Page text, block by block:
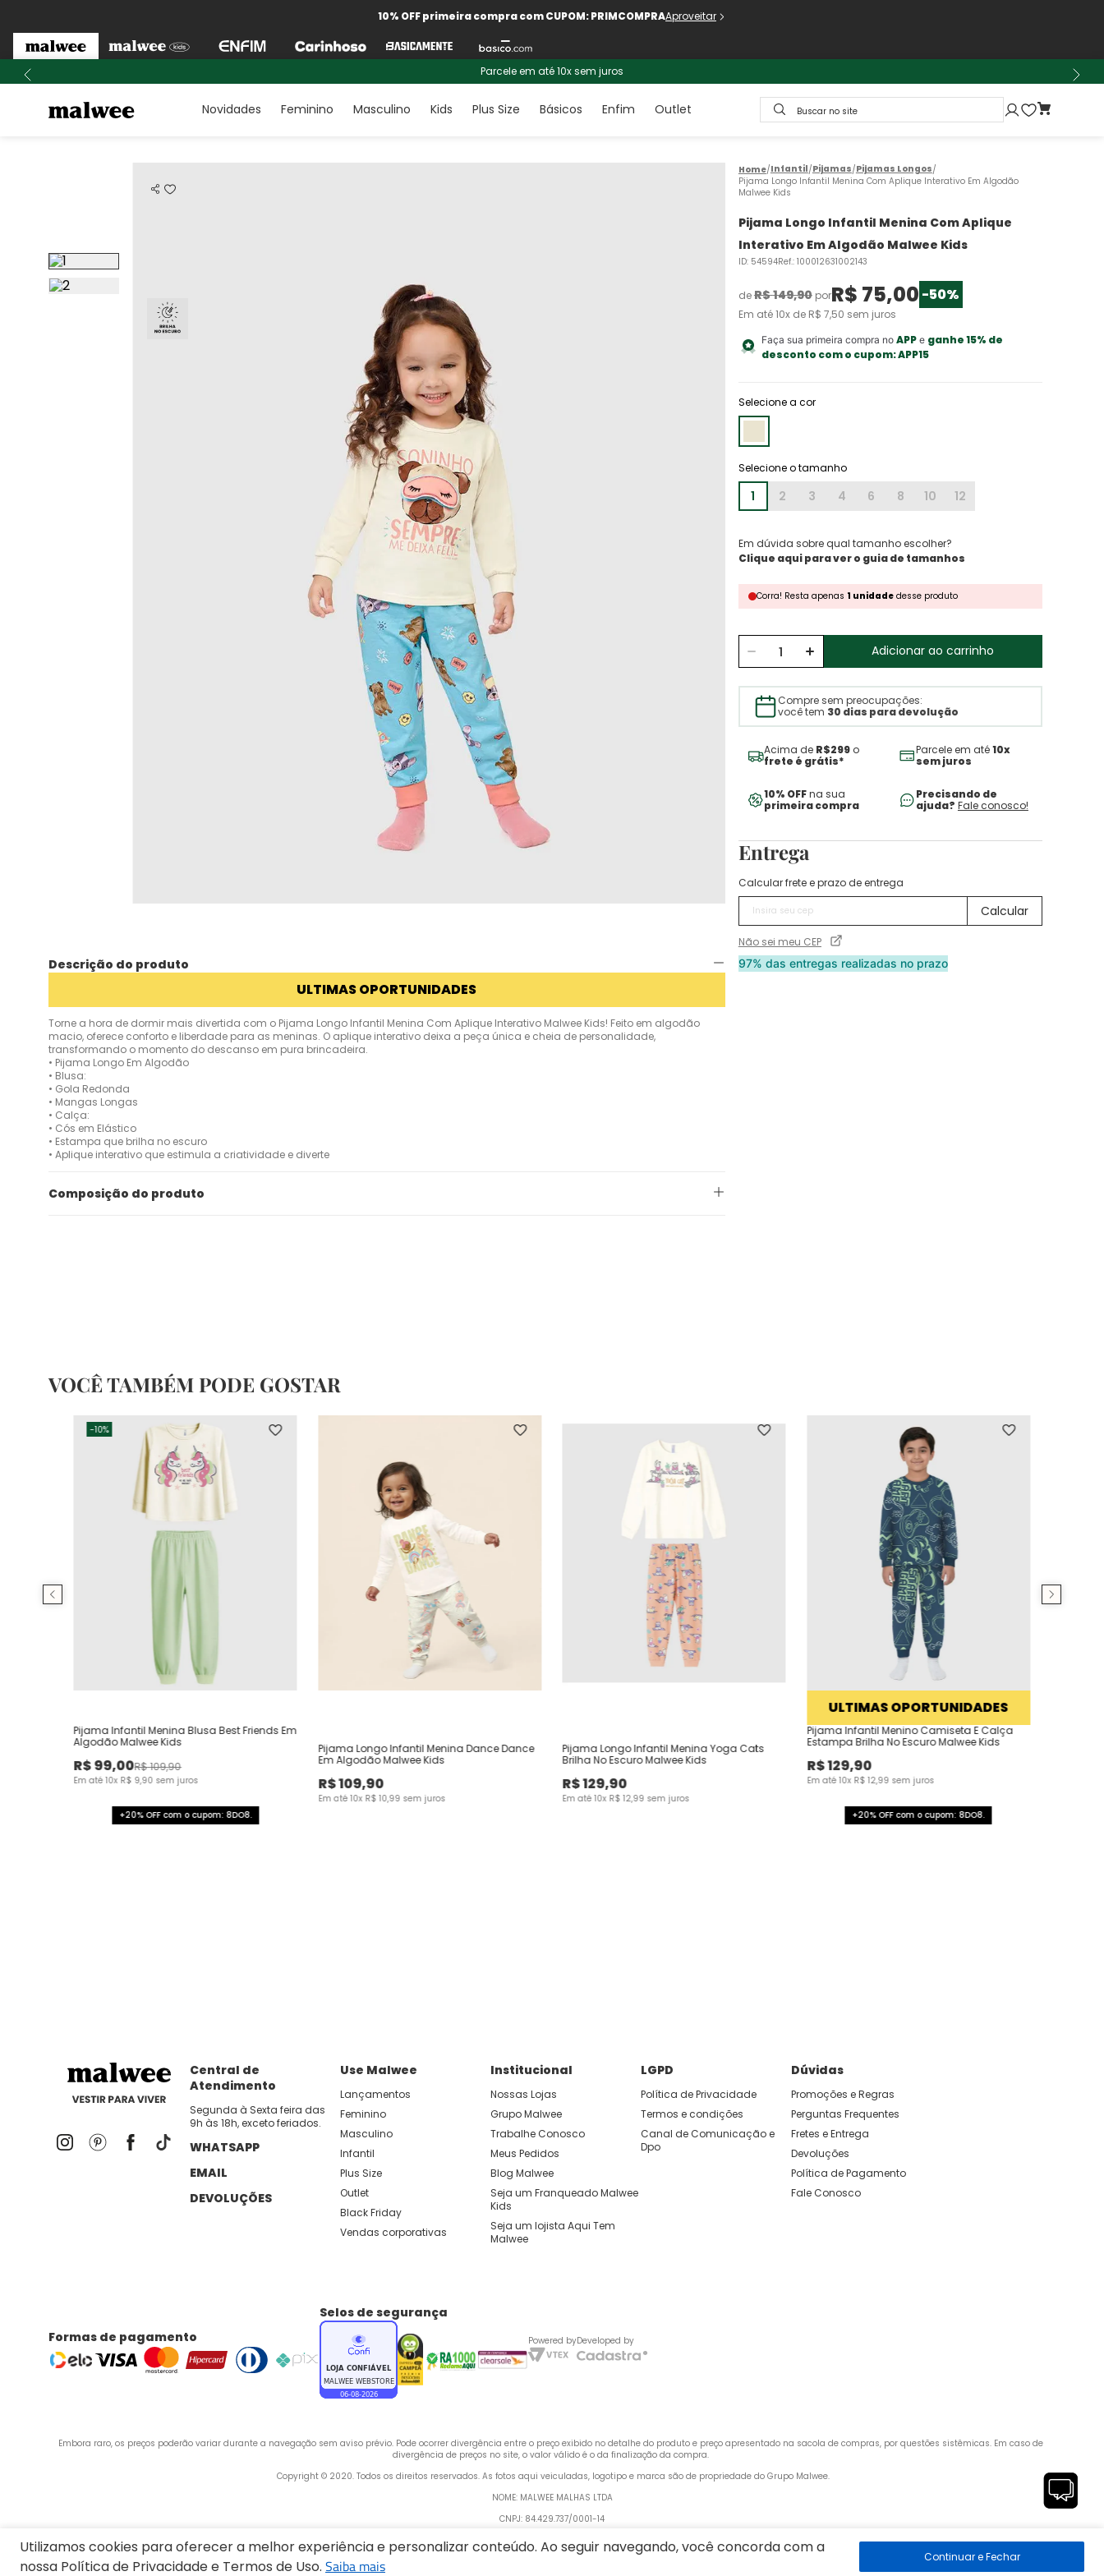
10% OFF primeira compra com CUPOM: PRIMCOMPRAAproveitar
Parcele em até 10x sem juros
Novidades Feminino Masculino Kids Plus Size Básicos Enfim Outlet Buscar no site
Descrição do produto
ULTIMAS OPORTUNIDADES
Torne a hora de dormir mais divertida com o Pijama Longo Infantil Menina Com Aplique Interativo Malwee Kids! Feito em algodão
macio, oferece conforto e liberdade para as meninas. O aplique interativo deixa a peça única e cheia de personalidade,
transformando o momento do descanso em pura brincadeira.
• Pijama Longo Em Algodão
• Blusa:
• Gola Redonda
• Mangas Longas
• Calça:
• Cós em Elástico
• Estampa que brilha no escuro
• Aplique interativo que estimula a criatividade e diverte
Composição do produto
Infantil Pijamas Pijamas Longos
Pijama Longo Infantil Menina Com Aplique Interativo Em Algodão
Malwee Kids
Pijama Longo Infantil Menina Com Aplique
Interativo Em Algodão Malwee Kids
ID: 54594Ref.: 100012631002143
deR$149,90porR$ 75,00 -50%
Em até10x de R$ 7,50 sem juros
Faça sua primeira compra no APPe ganhe 15% de
desconto com o cupom:APP15
Selecione a cor
1 2 3 4 6 8 10 12
Em dúvida sobre qual tamanho escolher?
Clique aqui para ver o guia de tamanhos
Corra! Resta apenas 1 unidadedesse produto
Adicionar ao carrinho
Compre sem preocupações:
você tem 30 dias para devolução
Acima de R$299o
frete é grátis*
Parcele em até10x
sem juros
10% OFFna sua
primeira compra
Precisando de
ajuda? Fale conosco!
Entrega
Calcular frete e prazo de entrega
Não sei meu CEP
97% das entregas realizadas no prazo
VOCÊ TAMBÉM PODE GOSTAR
-10%
Pijama Infantil Menina Blusa Best Friends Em
Algodão Malwee Kids
R$99,00R$109,90
Em até10x R$ 9,90 sem juros
+20% OFF com o cupom: 8DO8.
Pijama Longo Infantil Menina Dance Dance
Em Algodão Malwee Kids
R$109,90
Em até10x R$ 10,99 sem juros
Pijama Longo Infantil Menina Yoga Cats
Brilha No Escuro Malwee Kids
R$129,90
Em até10x R$ 12,99 sem juros
ULTIMAS OPORTUNIDADES
Pijama Infantil Menino Camiseta E Calça
Estampa Brilha No Escuro Malwee Kids
R$129,90
Em até10x R$ 12,99 sem juros
+20% OFF com o cupom: 8DO8.
Central de
Atendimento
Segunda à Sexta feira das
9h às 18h, exceto feriados.
WHATSAPP
EMAIL
DEVOLUÇÕES
Use Malwee
Lançamentos
Feminino
Masculino
Infantil
Plus Size
Outlet
Black Friday
Vendas corporativas
Institucional
Nossas Lojas
Grupo Malwee
Trabalhe Conosco
Meus Pedidos
Blog Malwee
Seja um Franqueado Malwee
Kids
Seja um lojista Aqui Tem
Malwee
LGPD
Política de Privacidade
Termos e condições
Canal de Comunicação e
Dpo
Dúvidas
Promoções e Regras
Perguntas Frequentes
Fretes e Entrega
Devoluções
Política de Pagamento
Fale Conosco
Formas de pagamento
Selos de segurança
Powered byDeveloped by
Embora raro, os preços poderão variar durante a navegação sem aviso prévio. Pode ocorrer divergência entre o preço exibido no detalhe do produto e preço apresentado na sacola de compras, por questões sistêmicas. Em caso de
divergência de preços no site, o valor válido é o da finalização da compra.
Copyright © 2020. Todos os direitos reservados. As fotos aqui veiculadas, logotipo e marca são de propriedade do Grupo Malwee.
NOME: MALWEE MALHAS LTDA
CNPJ: 84.429.737/0001-14
Endereço: Rua Bertha Weege, 200 - CEP: 89260-900 - Barra do Rio Cerro, Jaraguá do Sul - SC, 89260-500
Utilizamos cookies para oferecer a melhor experiência e personalizar conteúdo. Ao seguir navegando, você concorda com a
nossa Política de Privacidade e Termos de Uso. Saiba mais